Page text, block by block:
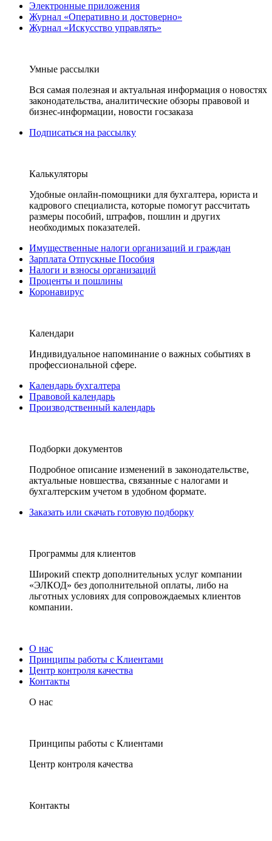
Электронные приложения
Журнал «Оперативно и достоверно»
Журнал «Искусство управлять»
Умные рассылки
Вся самая полезная и актуальная информация о новостях
законодательства, аналитические обзоры правовой и
бизнес-информации, новости госзаказа
Подписаться на рассылку
Калькуляторы
Удобные онлайн-помощники для бухгалтера, юриста и
кадрового специалиста, которые помогут рассчитать
размеры пособий, штрафов, пошлин и других
необходимых показателей.
Имущественные налоги организаций и граждан
Зарплата Отпускные Пособия
Налоги и взносы организаций
Проценты и пошлины
Коронавирус
Календари
Индивидуальное напоминание о важных событиях в
профессиональной сфере.
Календарь бухгалтера
Правовой календарь
Производственный календарь
Подборки документов
Подробное описание изменений в законодательстве,
актуальные новшества, связанные с налогами и
бухгалтерским учетом в удобном формате.
Заказать или скачать готовую подборку
Программы для клиентов
Широкий спектр дополнительных услуг компании
«ЭЛКОД» без дополнительной оплаты, либо на
льготных условиях для сопровождаемых клиентов
компании.
О нас
Принципы работы с Клиентами
Центр контроля качества
Контакты
О нас
Принципы работы с Клиентами
Центр контроля качества
Контакты